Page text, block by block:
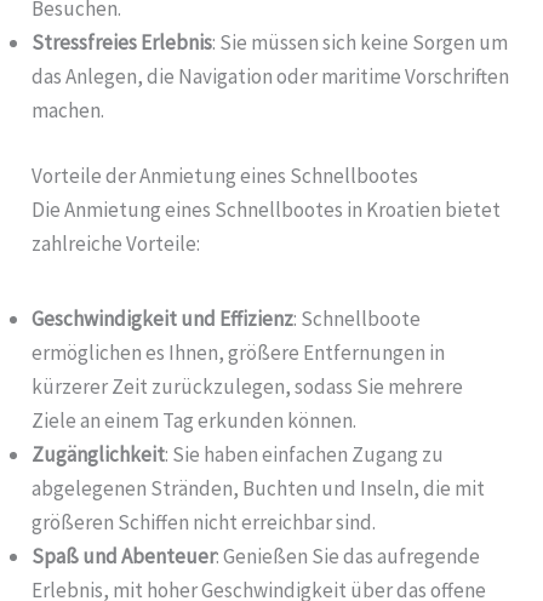
Besuchen.
Stressfreies Erlebnis: Sie müssen sich keine Sorgen um
das Anlegen, die Navigation oder maritime Vorschriften
machen.
Vorteile der Anmietung eines Schnellbootes
Die Anmietung eines Schnellbootes in Kroatien bietet
zahlreiche Vorteile:
Geschwindigkeit und Effizienz: Schnellboote
ermöglichen es Ihnen, größere Entfernungen in
kürzerer Zeit zurückzulegen, sodass Sie mehrere
Ziele an einem Tag erkunden können.
Zugänglichkeit: Sie haben einfachen Zugang zu
abgelegenen Stränden, Buchten und Inseln, die mit
größeren Schiffen nicht erreichbar sind.
Spaß und Abenteuer: Genießen Sie das aufregende
Erlebnis, mit hoher Geschwindigkeit über das offene